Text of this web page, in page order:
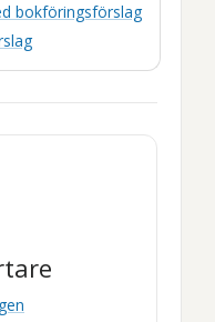
bokföringsförslag